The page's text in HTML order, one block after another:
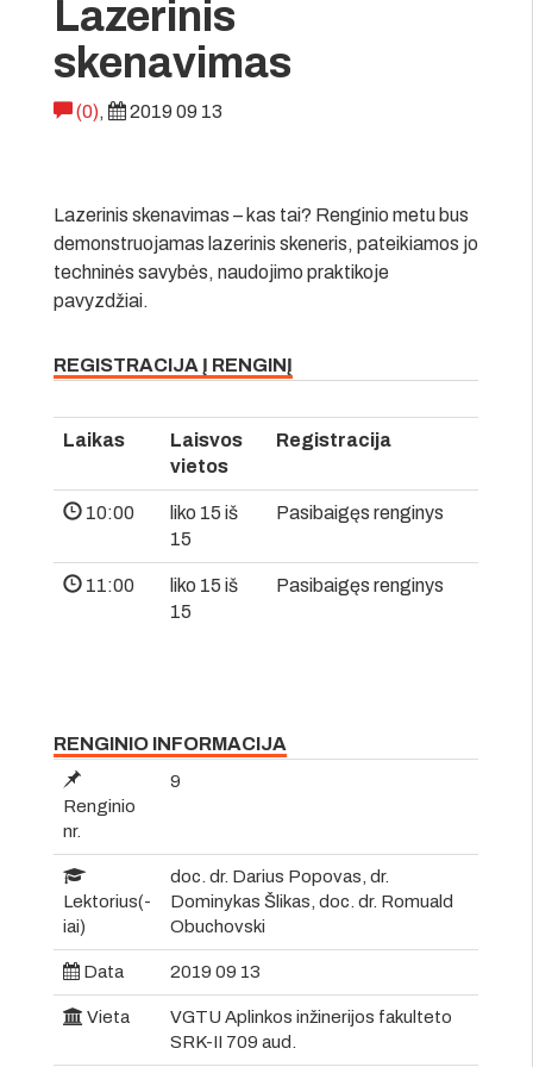
Lazerinis
skenavimas
(0), 2019 09 13
Lazerinis skenavimas – kas tai? Renginio metu bus
demonstruojamas lazerinis skeneris, pateikiamos jo
techninės savybės, naudojimo praktikoje
pavyzdžiai.
REGISTRACIJA Į RENGINĮ
Laikas
Laisvos
vietos
Registracija
10:00
liko 15 iš
15
Pasibaigęs renginys
11:00
liko 15 iš
15
Pasibaigęs renginys
RENGINIO INFORMACIJA
Renginio
nr.
9
Lektorius(-
iai)
doc. dr. Darius Popovas, dr.
Dominykas Šlikas, doc. dr. Romuald
Obuchovski
Data 2019 09 13
Vieta
VGTU Aplinkos inžinerijos fakulteto
SRK-II 709 aud.